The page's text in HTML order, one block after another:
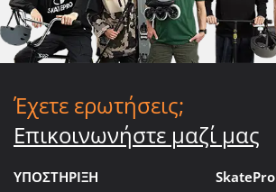
Έχετε ερωτήσεις;
Επικοινωνήστε μαζί μας
ΥΠΟΣΤΗΡΙΞΗ SkatePro